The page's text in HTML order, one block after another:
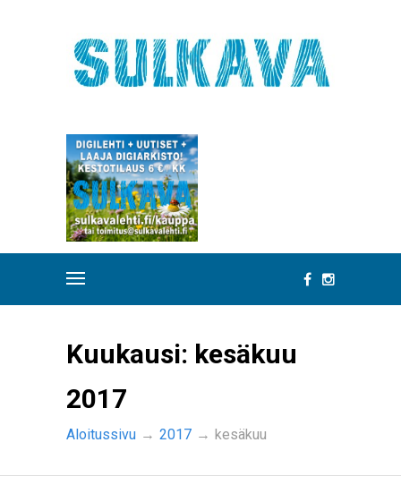
Kuukausi: kesäkuu
2017
Aloitussivu → 2017 → kesäkuu